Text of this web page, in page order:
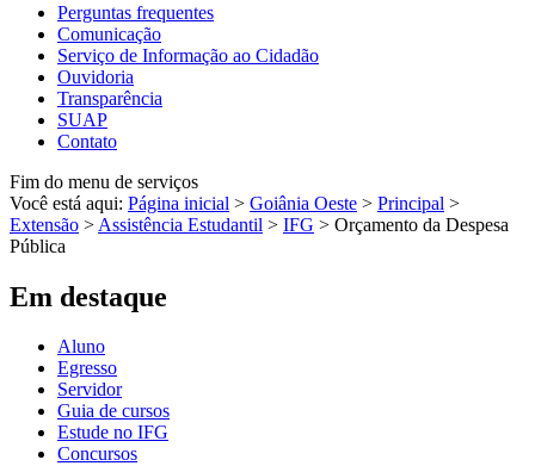
Perguntas frequentes
Comunicação
Serviço de Informação ao Cidadão
Ouvidoria
Transparência
SUAP
Contato
Fim do menu de serviços
Você está aqui: Página inicial > Goiânia Oeste > Principal >
Extensão > Assistência Estudantil > IFG > Orçamento da Despesa
Pública
Em destaque
Aluno
Egresso
Servidor
Guia de cursos
Estude no IFG
Concursos